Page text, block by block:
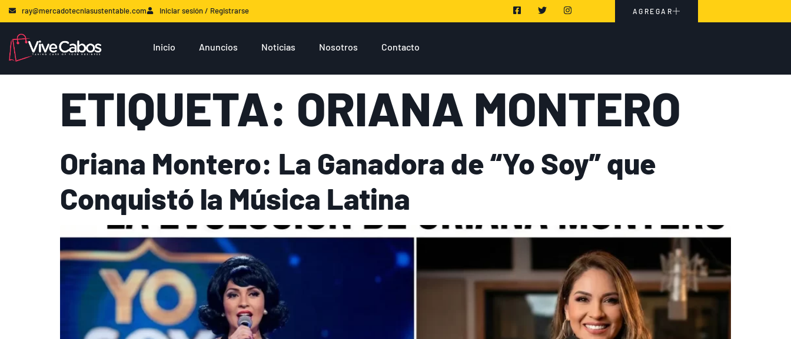
ray@mercadotecniasustentable.com Iniciar sesión / Registrarse AGREGAR
Inicio Anuncios Noticias Nosotros Contacto
ETIQUETA: ORIANA MONTERO
Oriana Montero: La Ganadora de “Yo Soy” que
Conquistó la Música Latina